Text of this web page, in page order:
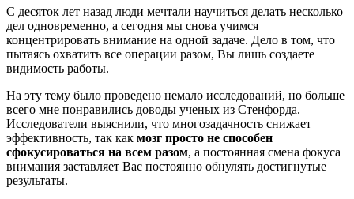
С десяток лет назад люди мечтали научиться делать несколько
дел одновременно, а сегодня мы снова учимся
концентрировать внимание на одной задаче. Дело в том, что
пытаясь охватить все операции разом, Вы лишь создаете
видимость работы.
На эту тему было проведено немало исследований, но больше
всего мне понравились доводы ученых из Стенфорда.
Исследователи выяснили, что многозадачность снижает
эффективность, так как мозг просто не способен
сфокусироваться на всем разом, а постоянная смена фокуса
внимания заставляет Вас постоянно обнулять достигнутые
результаты.